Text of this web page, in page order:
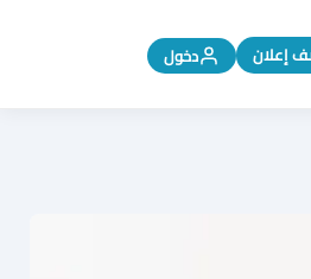
الإنجليزية
إعلان دخول